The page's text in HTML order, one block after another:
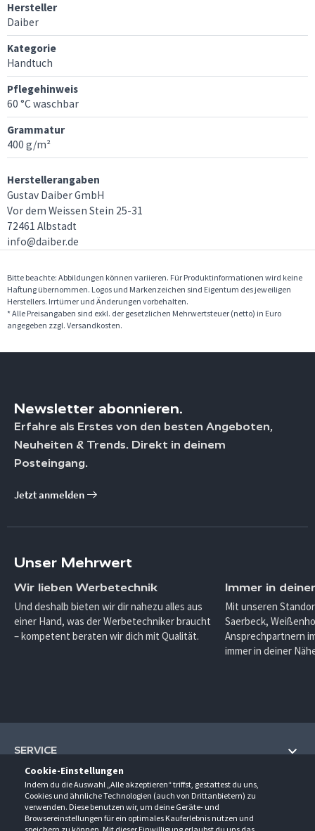
Cookie-Einstellungen
Indem du die Auswahl „Alle akzeptieren“ triffst, gestattest du uns,
Cookies und ähnliche Technologien (auch von Drittanbietern) zu
verwenden. Diese benutzen wir, um deine Geräte- und
Browsereinstellungen für ein optimales Kauferlebnis nutzen und
Hersteller
Daiber
Kategorie
Handtuch
Pflegehinweis
60 °C waschbar
Grammatur
400 g/m²
Herstellerangaben
Gustav Daiber GmbH
Vor dem Weissen Stein 25-31
72461 Albstadt
info@daiber.de
Bitte beachte: Abbildungen können variieren. Für Produktinformationen wird keine
Haftung übernommen. Logos und Markenzeichen sind Eigentum des jeweiligen
Herstellers. Irrtümer und Änderungen vorbehalten.
* Alle Preisangaben sind exkl. der gesetzlichen Mehrwertsteuer (netto) in Euro
angegeben zzgl. Versandkosten.
Newsletter abonnieren.
Erfahre als Erstes von den besten Angeboten,
Neuheiten & Trends. Direkt in deinem
Posteingang.
Jetzt anmelden
Unser Mehrwert
Wir lieben Werbetechnik
Und deshalb bieten wir dir nahezu alles aus
einer Hand, was der Werbetechniker braucht
– kompetent beraten wir dich mit Qualität.
Immer in
Mit unseren
Saerbeck,
Ansprechpartnern
immer in deiner
SERVICE
Hilfe und Information
Fragen und Antworten (FAQ)
Kontakt
UNTERNEHMEN
Über uns
KONTAKT